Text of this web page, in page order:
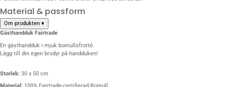
Material & passform
Om produkten ▾
Gästhandduk Fairtrade
En gästhandduk i mjuk bomullsfrotté.
Lägg till din egen brodyr på handduken!
Storlek: 30 x 50 cm